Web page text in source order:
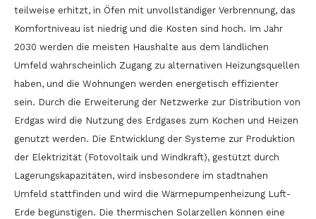
teilweise erhitzt, in Öfen mit unvollständiger Verbrennung, das
Komfortniveau ist niedrig und die Kosten sind hoch. Im Jahr
2030 werden die meisten Haushalte aus dem ländlichen
Umfeld wahrscheinlich Zugang zu alternativen Heizungsquellen
haben, und die Wohnungen werden energetisch effizienter
sein. Durch die Erweiterung der Netzwerke zur Distribution von
Erdgas wird die Nutzung des Erdgases zum Kochen und Heizen
genutzt werden. Die Entwicklung der Systeme zur Produktion
der Elektrizität (Fotovoltaik und Windkraft), gestützt durch
Lagerungskapazitäten, wird insbesondere im stadtnahen
Umfeld stattfinden und wird die Wärmepumpenheizung Luft-
Erde begünstigen. Die thermischen Solarzellen können eine